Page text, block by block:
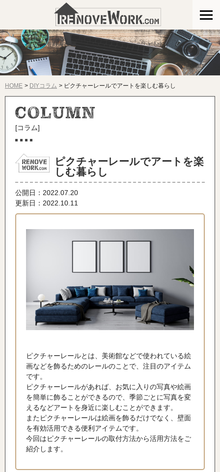
HOME DIYコラム ピクチャーレールでアートを楽しむ暮らし
[コラム]
ピクチャーレールでアートを楽
しむ暮らし
公開日： 2022.07.20
更新日：2022.10.11
ピクチャーレールとは、美術館などで使われている絵
画などを飾るためのレールのことで、注目のアイテム
です。
ピクチャーレールがあれば、お気に入りの写真や絵画
を簡単に飾ることができるので、季節ごとに写真を変
えるなどアートを身近に楽しむことができます。
またピクチャーレールは絵画を飾るだけでなく、壁面
を有効活用できる便利アイテムです。
今回はピクチャーレールの取付方法から活用方法をご
紹介します。